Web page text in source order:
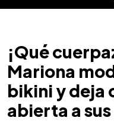
¡Qué
Mariona
bikini y deja
abierta a